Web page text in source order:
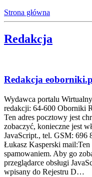
Strona główna
Redakcja
Redakcja
Wydawca portalu
redakcji: 64-600 Oborniki
Ten adres pocztowy jest
zobaczyć, konieczne jest
JavaScript., tel. GSM: 696
Łukasz Kasperski mail:Ten
spamowaniem. Aby go
przeglądarce obsługi
wpisany do Rejestru D…